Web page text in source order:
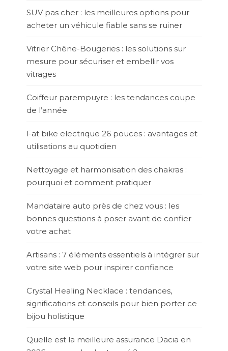
SUV pas cher : les meilleures options pour
acheter un véhicule fiable sans se ruiner
Vitrier Chêne-Bougeries : les solutions sur
mesure pour sécuriser et embellir vos
vitrages
Coiffeur parempuyre : les tendances coupe
de l’année
Fat bike electrique 26 pouces : avantages et
utilisations au quotidien
Nettoyage et harmonisation des chakras :
pourquoi et comment pratiquer
Mandataire auto près de chez vous : les
bonnes questions à poser avant de confier
votre achat
Artisans : 7 éléments essentiels à intégrer sur
votre site web pour inspirer confiance
Crystal Healing Necklace : tendances,
significations et conseils pour bien porter ce
bijou holistique
Quelle est la meilleure assurance Dacia en